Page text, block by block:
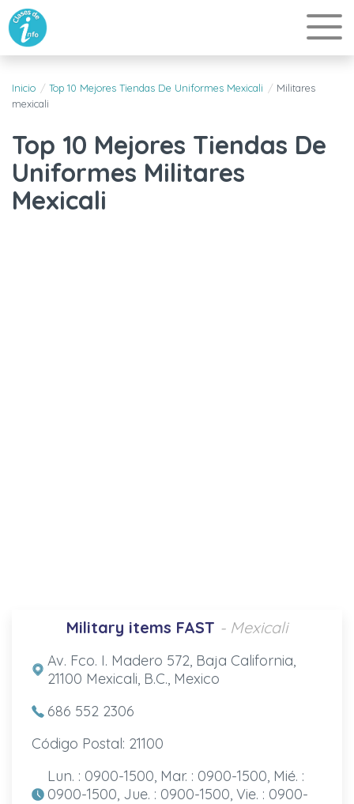
Inicio Top 10 Mejores Tiendas De Uniformes Mexicali
Militares
mexicali
Top 10 Mejores Tiendas De
Uniformes Militares
Mexicali
Military items FAST - Mexicali
Av. Fco. I. Madero 572, Baja California,
21100 Mexicali, B.C., Mexico
686 552 2306
Código Postal: 21100
Lun. : 0900-1500, Mar. : 0900-1500, Mié. :
0900-1500, Jue. : 0900-1500, Vie. : 0900-